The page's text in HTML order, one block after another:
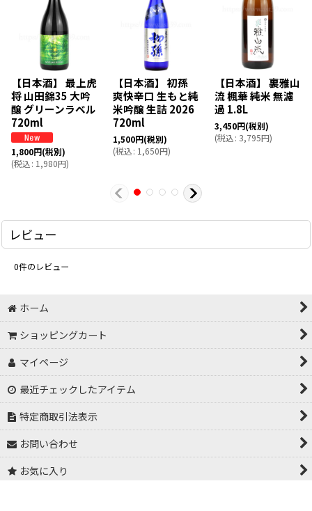
【日本酒】 最上虎
将 山田錦35 大吟
醸 グリーンラベル
720ml
1,800円(税別)
(税込: 1,980円)
【日本酒】 初孫
爽快辛口 生もと純
米吟醸 生詰 2026
720ml
1,500円(税別)
(税込: 1,650円)
【日本酒】 裏雅山
流 楓華 純米 無濾
過 1.8L
3,450円(税別)
(税込: 3,795円)
レビュー
0件のレビュー
ホーム
ショッピングカート
マイページ
最近チェックしたアイテム
特定商取引法表示
お問い合わせ
お気に入り